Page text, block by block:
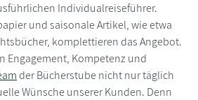
Individualreiseführer.
und saisonale Artikel, wie etwa
komplettieren das Angebot.
Engagement, Kompetenz und
der Bücherstube nicht nur täglich
Wünsche unserer Kunden. Denn